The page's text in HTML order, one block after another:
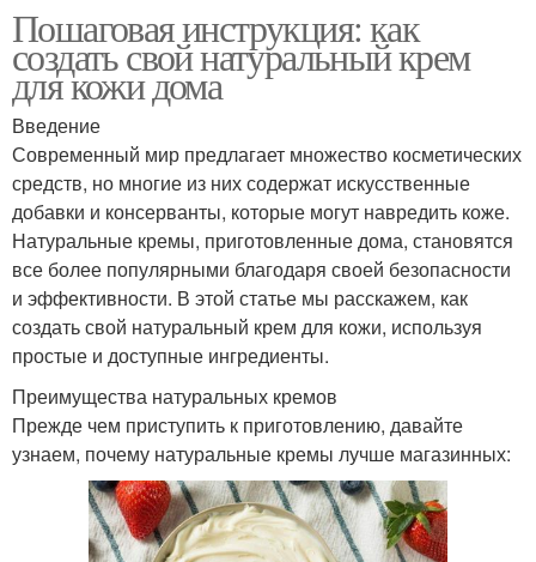
Пошаговая инструкция: как
создать свой натуральный крем
для кожи дома
Введение
Современный мир предлагает множество косметических
средств, но многие из них содержат искусственные
добавки и консерванты, которые могут навредить коже.
Натуральные кремы, приготовленные дома, становятся
все более популярными благодаря своей безопасности
и эффективности. В этой статье мы расскажем, как
создать свой натуральный крем для кожи, используя
простые и доступные ингредиенты.
Преимущества натуральных кремов
Прежде чем приступить к приготовлению, давайте
узнаем, почему натуральные кремы лучше магазинных: